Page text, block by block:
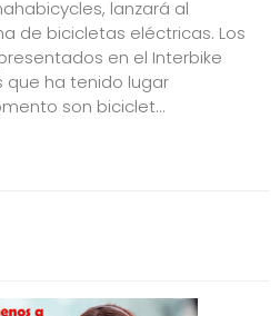
lanzará al
de bicicletas eléctricas. Los
en el Interbike
que ha tenido lugar
son biciclet...